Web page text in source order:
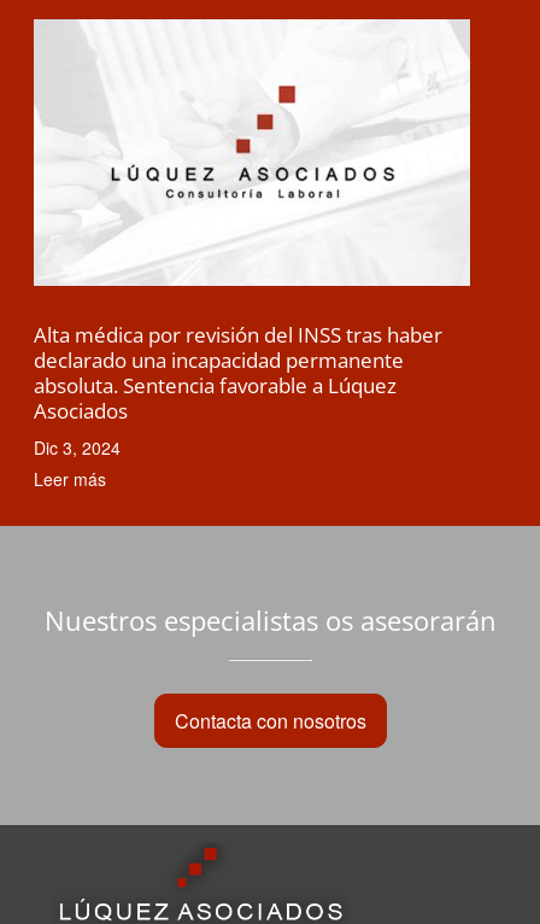
Alta médica por revisión del INSS tras haber
declarado una incapacidad permanente
absoluta. Sentencia favorable a Lúquez
Asociados
Dic 3, 2024
Leer más
Nuestros especialistas os asesorarán
Contacta con nosotros